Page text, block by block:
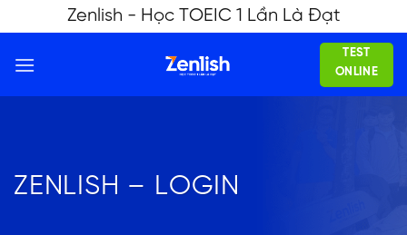
to
content
Zenlish - Học TOEIC 1 Lần Là Đạt
TEST
ONLINE
ZENLISH – LOGIN